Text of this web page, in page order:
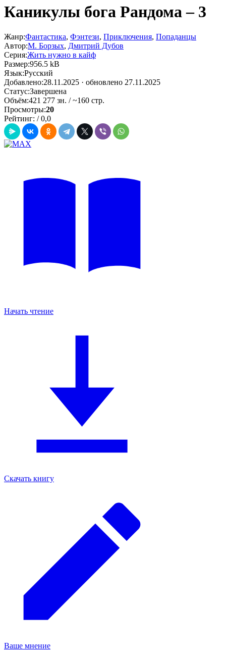
Каникулы бога Рандома – 3
Жанр:Фантастика, Фэнтези, Приключения, Попаданцы
Автор:М. Борзых, Дмитрий Дубов
Серия:Жить нужно в кайф
Размер:956.5 kB
Язык:Русский
Добавлено:28.11.2025 · обновлено 27.11.2025
Статус:Завершена
Объём:421 277 зн. / ~160 стр.
Просмотры:20
Рейтинг: / 0,0
Начать чтение
Скачать книгу
Ваше мнение